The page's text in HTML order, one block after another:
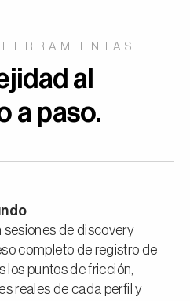
al
a paso.
sesiones de discovery
completo de registro de
los puntos de fricción,
reales de cada perfil y